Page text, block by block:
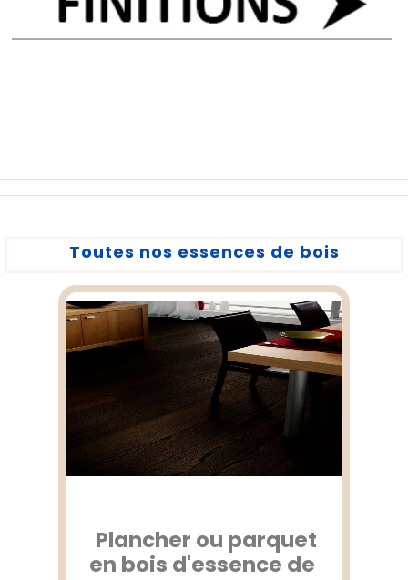
Toutes nos essences de bois
Plancher ou parquet
en bois d'essence de